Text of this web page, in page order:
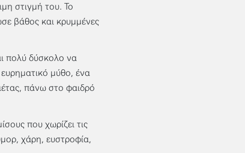
στιγμή του. Το
βάθος και κρυμμένες
πολύ δύσκολο να
μύθο, ένα
πάνω στο φαιδρό
που χωρίζει τις
χάρη, ευστροφία,